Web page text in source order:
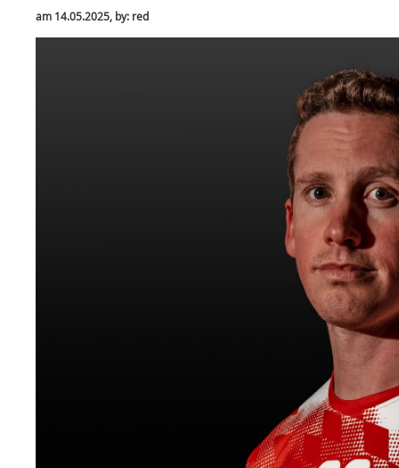
am 14.05.2025, by: red